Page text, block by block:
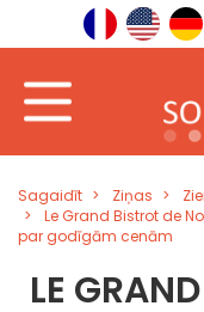
Sagaidīt Ziņas
Le Grand Bistrot de
par godīgām cenām
LE